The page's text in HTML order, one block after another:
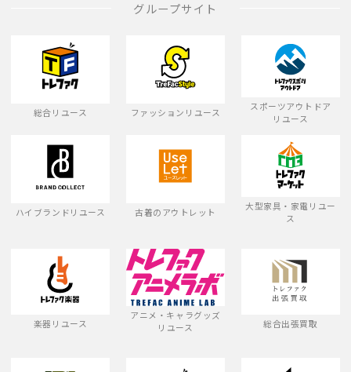
グループサイト
総合リユース ファッションリユース
スポーツアウトドア
リユース
ハイブランドリユース 古着のアウトレット
大型家具・家電リユー
ス
楽器リユース
アニメ・キャラグッズ
リユース
総合出張買取